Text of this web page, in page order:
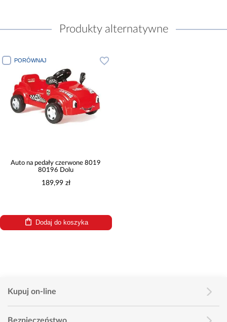
Produkty alternatywne
PORÓWNAJ
Auto na pedały czerwone 8019
80196 Dolu
189,99 zł
Dodaj do koszyka
Kupuj on-line
Bezpieczeństwo